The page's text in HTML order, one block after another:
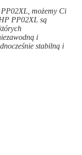
możemy Ci
PP02XL są
i
stabilną i